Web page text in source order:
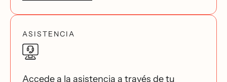
ASISTENCIA
Accede a la asistencia a través de tu